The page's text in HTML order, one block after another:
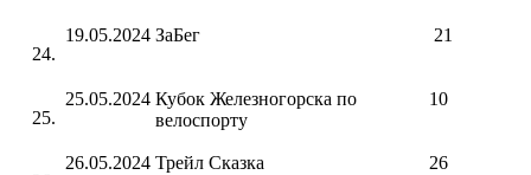
19.05.2024 ЗаБег 21
25.05.2024 Кубок Железногорска по
велоспорту
10
26.05.2024 Трейл Сказка 26